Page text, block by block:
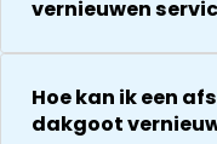
vernieuwen
Hoe kan ik een
dakgoot